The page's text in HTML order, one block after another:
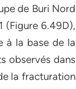
de Buri Nord
(Figure 6.49D),
à la base de la
observés dans
la fracturation